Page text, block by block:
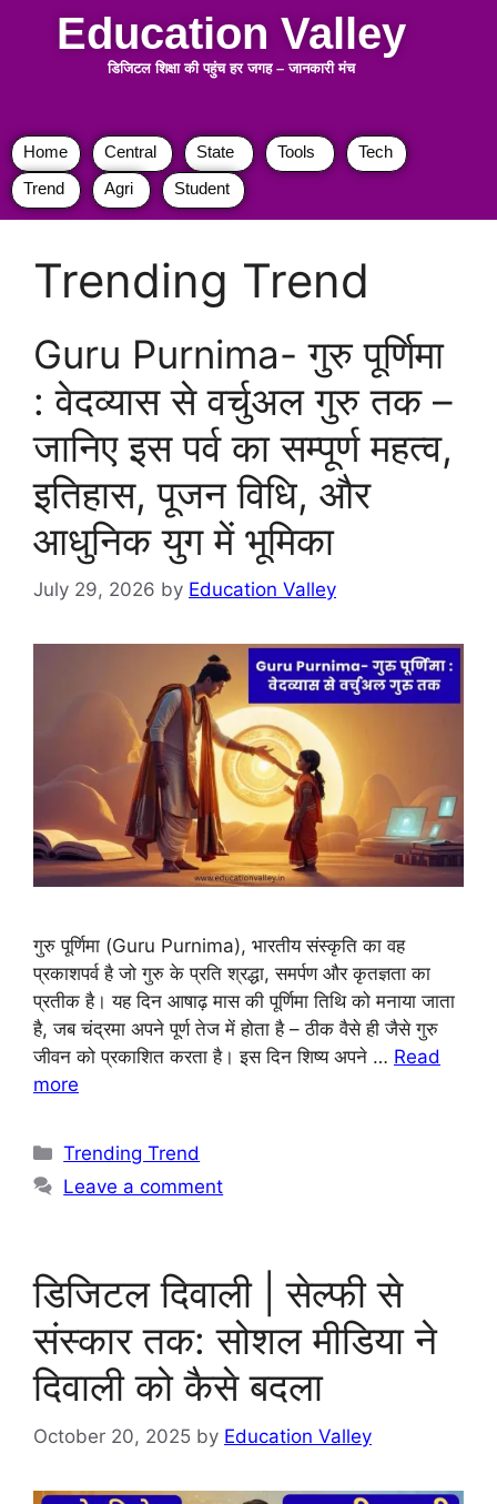
Education Valley
डिजिटल शिक्षा की पहुंच हर जगह–जानकारी मंच
Home Central State Tools
Tech
Trend
Agri Student
Trending Trend
Guru Purnima- गुरु पूर्णिमा
: वेदव्यास से वर्चुअल गुरु तक –
जानिए इस पर्व का सम्पूर्ण महत्व,
इतिहास, पूजन विधि, और
आधुनिक युग में भूमिका
July 29, 2026 by Education Valley
गुरु पूर्णिमा (Guru Purnima), भारतीय संस्कृति का वह
प्रकाशपर्व है जो गुरु के प्रति श्रद्धा, समर्पण और कृतज्ञता का
प्रतीक है। यह दिन आषाढ़ मास की पूर्णिमा तिथि को मनाया जाता
है, जब चंद्रमा अपने पूर्ण तेज में होता है – ठीक वैसे ही जैसे गुरु
जीवन को प्रकाशित करता है। इस दिन शिष्य अपने … Read
more
Trending Trend
Leave a comment
डिजिटल दिवाली | सेल्फी से
संस्कार तक: सोशल मीडिया ने
दिवाली को कैसे बदला
October 20, 2025 by Education Valley